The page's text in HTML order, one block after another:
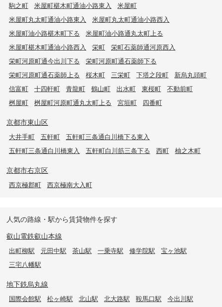
駒之町
米屋町椹木町通油小路東入
米屋町
米屋町丸太町通油小路東入
米屋町丸太町通油小路西入
米屋町油小路椹木町下る
米屋町油小路通丸太町上る
米屋町椹木町通油小路西入
栄町
栄町石薬師通河原西入
栄町河原町通今出川下る
栄町河原町通石薬師下る
栄町河原町通石薬師上る
桜木町 三栄町 下塔之段町
新烏丸頭町
信富町
十四軒町 青龍町 鶴山町 出水町 東桜町
不動前町
桝屋町
桝屋町河原町通丸太町上る 宮垣町 四番町
京都市東山区
大井手町 五軒町
五軒町三条通白川橋下る東入
五軒町三条通白川橋東入
五軒町白川筋三条下る 西町 柚之木町
京都市右京区
西京極郡町 西京極南大入町
人気の路線・駅から賃貸物件を探す
叡山電鉄叡山本線
出町柳駅 元田中駅 茶山駅 一乗寺駅 修学院駅
宝ヶ池駅
三宅八幡駅
地下鉄烏丸線
国際会館駅 松ヶ崎駅 北山駅 北大路駅 鞍馬口駅
今出川駅